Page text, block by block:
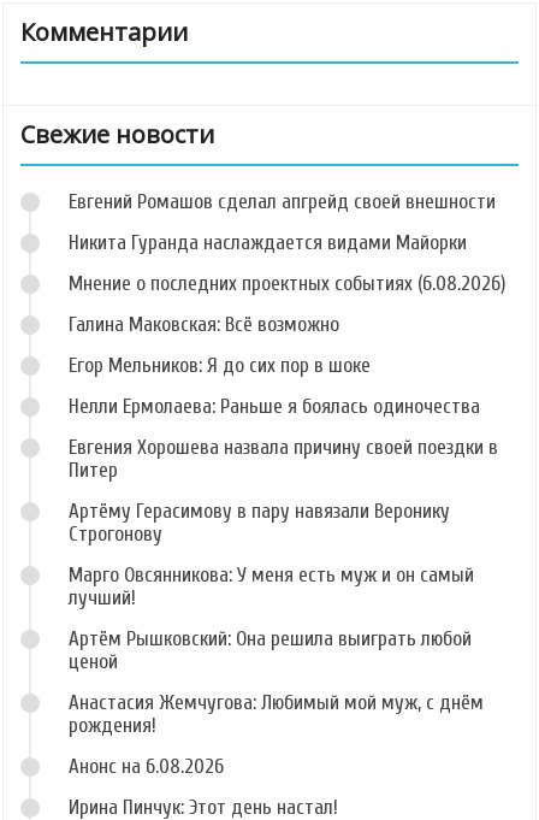
Комментарии
Свежие новости
Евгений Ромашов сделал апгрейд своей внешности
Никита Гуранда наслаждается видами Майорки
Мнение о последних проектных событиях (6.08.2026)
Галина Маковская: Всё возможно
Егор Мельников: Я до сих пор в шоке
Нелли Ермолаева: Раньше я боялась одиночества
Евгения Хорошева назвала причину своей поездки в
Питер
Артёму Герасимову в пару навязали Веронику
Строгонову
Марго Овсянникова: У меня есть муж и он самый
лучший!
Артём Рышковский: Она решила выиграть любой
ценой
Анастасия Жемчугова: Любимый мой муж, с днём
рождения!
Анонс на 6.08.2026
Ирина Пинчук: Этот день настал!